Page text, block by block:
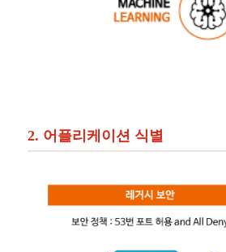
2. 어플리케이션 식별